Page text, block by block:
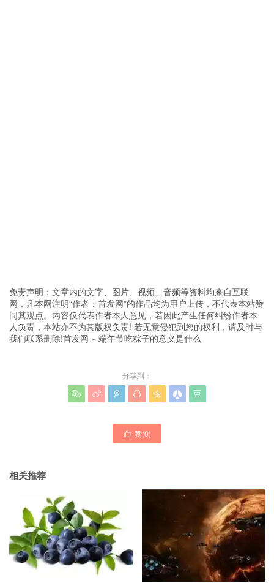
免责声明：文章内的文字、图片、视频、音频等资料均来自互联
网，凡本网注明“作者：首发网”的作品均为用户上传，不代表本站赞
同其观点。内容仅代表作者本人意见，若因此产生任何纠纷作者本
人负责，本站亦不为其版权负责! 若无意侵犯到您的权利，请及时与
我们联系删除!首发网 » 端午节吃粽子的意义是什么
分享到：
      
 赞(0)
相关推荐